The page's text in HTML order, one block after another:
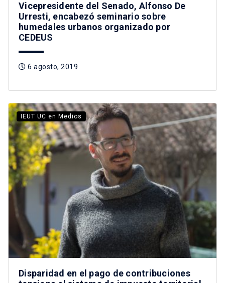
Vicepresidente del Senado, Alfonso De
Urresti, encabezó seminario sobre
humedales urbanos organizado por
CEDEUS
6 agosto, 2019
IEUT UC en Medios
Disparidad en el pago de contribuciones